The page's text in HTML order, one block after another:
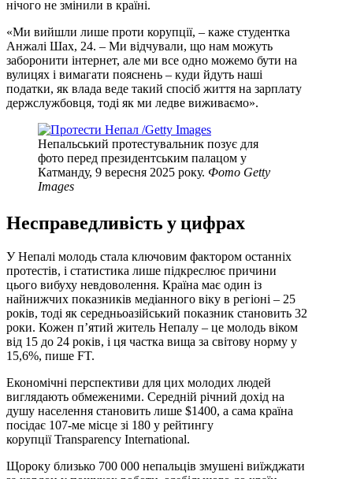
нічого не змінили в країні.
«Ми вийшли лише проти корупції, – каже студентка
Анжалі Шах, 24. – Ми відчували, що нам можуть
заборонити інтернет, але ми все одно можемо бути на
вулицях і вимагати пояснень – куди йдуть наші
податки, як влада веде такий спосіб життя на зарплату
держслужбовця, тоді як ми ледве виживаємо».
Непальський протестувальник позує для
фото перед президентським палацом у
Катманду, 9 вересня 2025 року. Фото Getty
Images
Несправедливість у цифрах
У Непалі молодь стала ключовим фактором останніх
протестів, і статистика лише підкреслює причини
цього вибуху невдоволення. Країна має один із
найнижчих показників медіанного віку в регіоні – 25
років, тоді як середньоазійський показник становить 32
роки. Кожен п’ятий житель Непалу – це молодь віком
від 15 до 24 років, і ця частка вища за світову норму у
15,6%, пише FT.
Економічні перспективи для цих молодих людей
виглядають обмеженими. Середній річний дохід на
душу населення становить лише $1400, а сама країна
посідає 107-ме місце зі 180 у рейтингу
корупції Transparency International.
Щороку близько 700 000 непальців змушені виїжджати